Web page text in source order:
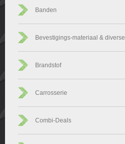
Banden
Bevestigings-materiaal & diverse
Brandstof
Carrosserie
Combi-Deals